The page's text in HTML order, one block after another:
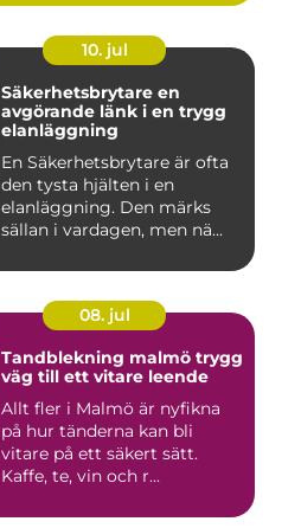
10. jul
Säkerhetsbrytare en
avgörande länk i en trygg
elanläggning
En Säkerhetsbrytare är ofta
den tysta hjälten i en
elanläggning. Den märks
sällan i vardagen, men nä...
08. jul
Tandblekning malmö trygg
väg till ett vitare leende
Allt fler i Malmö är nyfikna
på hur tänderna kan bli
vitare på ett säkert sätt.
Kaffe, te, vin och r...